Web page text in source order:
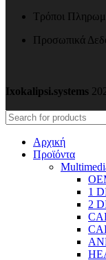
Τρόποι
Προσωπικά
Ixokalipsi.systems
Αρχική
Προϊόντα
1
2